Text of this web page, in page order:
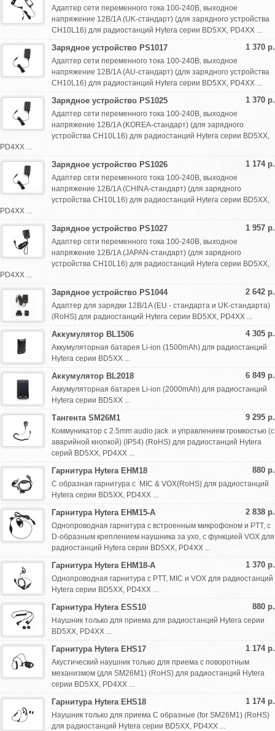
Адаптер сети переменного тока 100-240В, выходное
напряжение 12В/1A (UK-стандарт) (для зарядного устройства
CH10L16) для радиостанций Hytera серии BD5XX, PD4XX ...
1 370 р.
Зарядное устройство PS1017
Адаптер сети переменного тока 100-240В, выходное
напряжение 12В/1A (AU-стандарт) (для зарядного устройства
CH10L16) для радиостанций Hytera серии BD5XX, PD4XX ...
1 370 р.
Зарядное устройство PS1025
Адаптер сети переменного тока 100-240В, выходное
напряжение 12В/1A (KOREA-стандарт) (для зарядного
устройства CH10L16) для радиостанций Hytera серии BD5XX,
PD4XX ...
1 174 р.
Зарядное устройство PS1026
Адаптер сети переменного тока 100-240В, выходное
напряжение 12В/1A (CHINA-стандарт) (для зарядного
устройства CH10L16) для радиостанций Hytera серии BD5XX,
PD4XX ...
1 957 р.
Зарядное устройство PS1027
Адаптер сети переменного тока 100-240В, выходное
напряжение 12В/1A (JAPAN-стандарт) (для зарядного
устройства CH10L16) для радиостанций Hytera серии BD5XX,
PD4XX ...
2 642 р.
Зарядное устройство PS1044
Адаптер для зарядки 12В/1A (EU - стандарта и UK-стандарта)
(RoHS) для радиостанций Hytera серии BD5XX, PD4XX ...
4 305 р.
Аккумулятор BL1506
Аккумуляторная батарея Li-ion (1500mAh) для радиостанций
Hytera серии BD5XX ...
6 849 р.
Аккумулятор BL2018
Аккумуляторная батарея Li-ion (2000mAh) для радиостанций
Hytera серии BD5XX ...
9 295 р.
Тангента SM26M1
Коммуникатор с 2.5mm audio jack и управлением громкостью (с
аварийной кнопкой) (IP54) (RoHS) для радиостанций Hytera
серий BD5XX, PD4XX ...
880 р.
Гарнитура Hytera EHM18
C образная гарнитура с MIC & VOX(RoHS) для радиостанций
Hytera серии BD5XX, PD4XX ...
2 838 р.
Гарнитура Hytera EHM15-A
Однопроводная гарнитура с встроенным микрофоном и PTT, с
D-образным креплением наушника за ухо, с функцией VOX для
радиостанций Hytera серии BD5XX, PD4XX ...
1 370 р.
Гарнитура Hytera EHM18-A
Однопроводная гарнитура с PTT, MIC и VOX для радиостанций
Hytera серии BD5XX, PD4XX ...
880 р.
Гарнитура Hytera ESS10
Наушник только для приема для радиостанций Hytera серии
BD5XX, PD4XX ...
1 174 р.
Гарнитура Hytera EHS17
Акустический наушник только для приема с поворотным
механизмом (для SM26M1) (RoHS) для радиостанций Hytera
серии BD5XX, PD4XX ...
1 174 р.
Гарнитура Hytera EHS18
Наушник только для приема C образные (for SM26M1) (RoHS)
для радиостанций Hytera серии BD5XX, PD4XX ...